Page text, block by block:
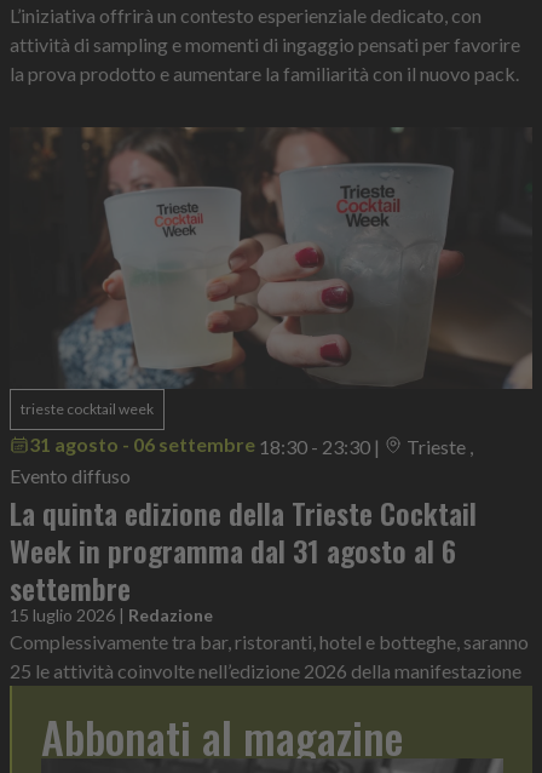
L’iniziativa offrirà un contesto esperienziale dedicato, con
attività di sampling e momenti di ingaggio pensati per favorire
la prova prodotto e aumentare la familiarità con il nuovo pack.
trieste cocktail week
31 agosto - 06 settembre 18:30 - 23:30 |
Trieste ,
Evento diffuso
La quinta edizione della Trieste Cocktail
Week in programma dal 31 agosto al 6
settembre
15 luglio 2026 | Redazione
Complessivamente tra bar, ristoranti, hotel e botteghe, saranno
25 le attività coinvolte nell’edizione 2026 della manifestazione
Abbonati al magazine